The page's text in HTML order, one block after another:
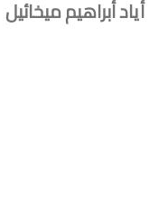
أياد أبراهيم ميخائيل